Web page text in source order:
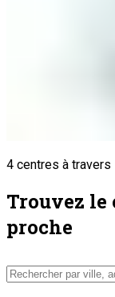
4 centres à travers
Trouvez le
proche